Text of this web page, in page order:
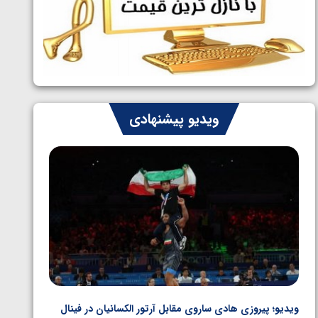
دوم کشتی فرنگی نوجوانان جهان
1405/05/06
ویدیو پیشنهادی
ویدیو؛ پیروزی هادی ساروی مقابل آرتور الکسانیان در فینال